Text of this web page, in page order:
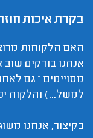
בקרת איכות
האם הלקוחות
אנחנו בודקים
מסויימים – גם
למשל...) והלקוח
בקיצור, אנחנו